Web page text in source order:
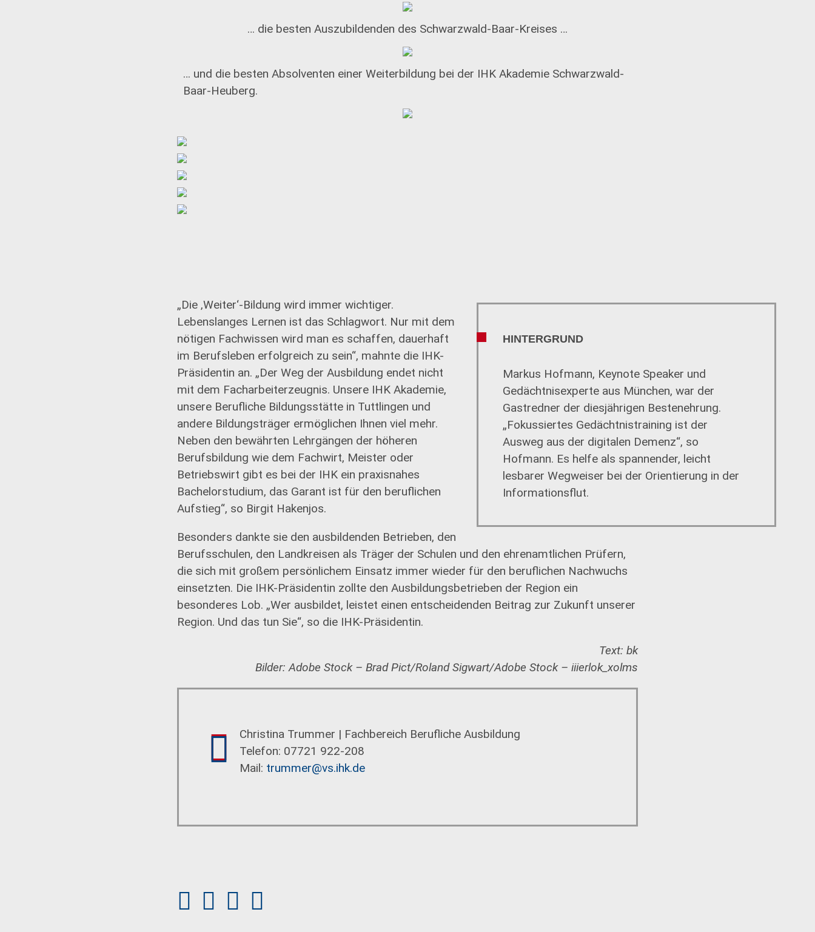
… die besten Auszubildenden des Schwarzwald-Baar-Kreises …
… und die besten Absolventen einer Weiterbildung bei der IHK Akademie Schwarzwald-
Baar-Heuberg.
HINTERGRUND
Markus Hofmann, Keynote Speaker und
Gedächtnisexperte aus München, war der
Gastredner der diesjährigen Bestenehrung.
„Fokussiertes Gedächtnistraining ist der
Ausweg aus der digitalen Demenz“, so
Hofmann. Es helfe als spannender, leicht
lesbarer Wegweiser bei der Orientierung in der
Informationsflut.
„Die ‚Weiter‘-Bildung wird immer wichtiger.
Lebenslanges Lernen ist das Schlagwort. Nur mit dem
nötigen Fachwissen wird man es schaffen, dauerhaft
im Berufsleben erfolgreich zu sein“, mahnte die IHK-
Präsidentin an. „Der Weg der Ausbildung endet nicht
mit dem Facharbeiterzeugnis. Unsere IHK Akademie,
unsere Berufliche Bildungsstätte in Tuttlingen und
andere Bildungsträger ermöglichen Ihnen viel mehr.
Neben den bewährten Lehrgängen der höheren
Berufsbildung wie dem Fachwirt, Meister oder
Betriebswirt gibt es bei der IHK ein praxisnahes
Bachelorstudium, das Garant ist für den beruflichen
Aufstieg“, so Birgit Hakenjos.
Besonders dankte sie den ausbildenden Betrieben, den
Berufsschulen, den Landkreisen als Träger der Schulen und den ehrenamtlichen Prüfern,
die sich mit großem persönlichem Einsatz immer wieder für den beruflichen Nachwuchs
einsetzten. Die IHK-Präsidentin zollte den Ausbildungsbetrieben der Region ein
besonderes Lob. „Wer ausbildet, leistet einen entscheidenden Beitrag zur Zukunft unserer
Region. Und das tun Sie“, so die IHK-Präsidentin.
Text: bk
Bilder: Adobe Stock – Brad Pict/Roland Sigwart/Adobe Stock – iiierlok_xolms
Christina Trummer | Fachbereich Berufliche Ausbildung
Telefon: 07721 922-208
Mail: trummer@vs.ihk.de